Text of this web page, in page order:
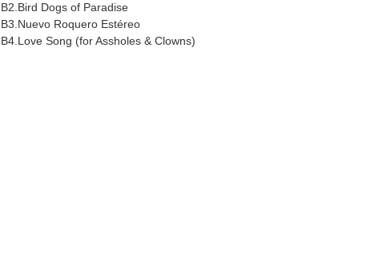
B2.Bird Dogs of Paradise
B3.Nuevo Roquero Estéreo
B4.Love Song (for Assholes & Clowns)